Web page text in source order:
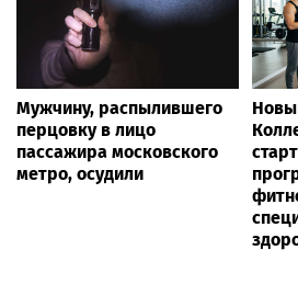
Мужчину, распылившего
перцовку в лицо
пассажира московского
метро, осудили